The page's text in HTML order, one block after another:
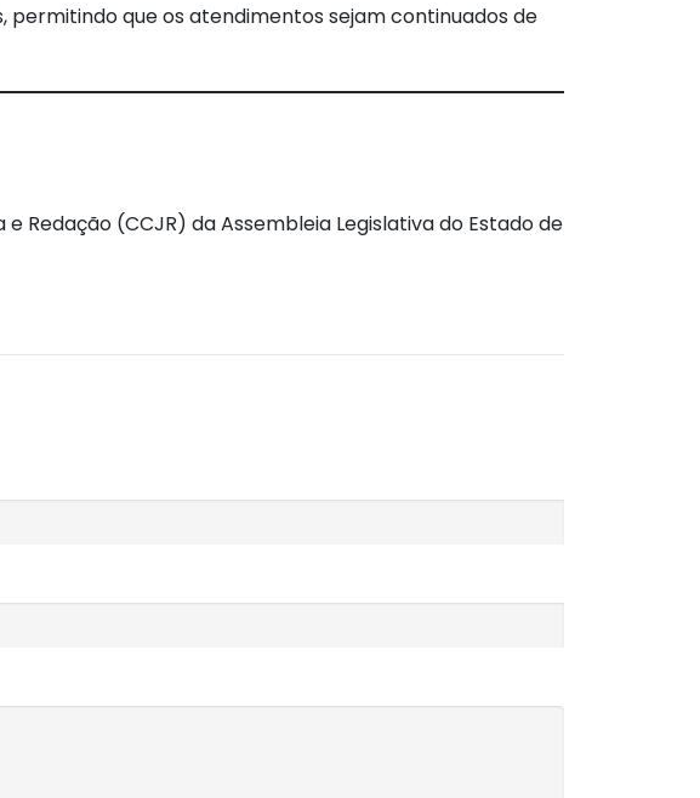
que os atendimentos sejam continuados de
Redação (CCJR) da Assembleia Legislativa do Estado de